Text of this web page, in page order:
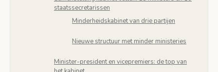
staatssecretarissen
Minderheidskabinet van drie partijen
Nieuwe structuur met minder ministeries
Minister-president en vicepremiers: de top van